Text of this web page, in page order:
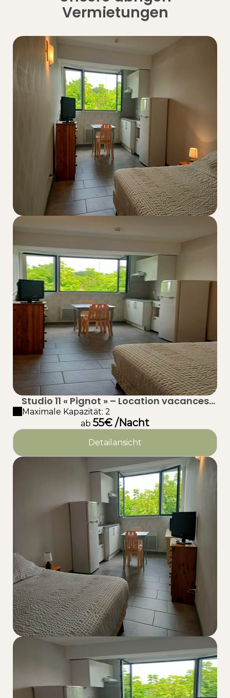
Vermietungen
Studio 11 « Pignot » – Location vacances
proche plage à Taussat (Lanton) – Bassin
d’Arcachon
Maximale Kapazität: 2
ab 55€ /Nacht
Detailansicht